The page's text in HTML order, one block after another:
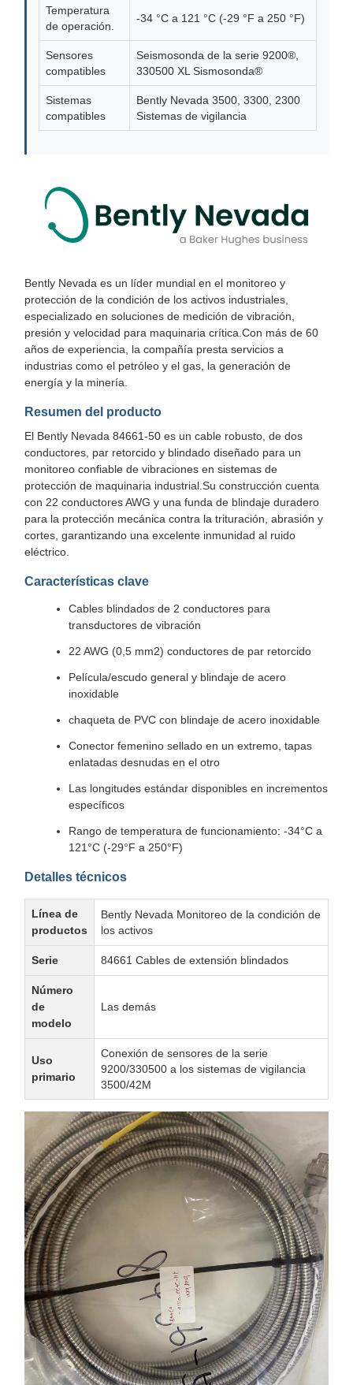
Temperatura
de operación.
-34 °C a 121 °C (-29 °F a 250 °F)
Sensores
compatibles
Seismosonda de la serie 9200®,
330500 XL Sismosonda®
Sistemas
compatibles
Bently Nevada 3500, 3300, 2300
Sistemas de vigilancia
Bently Nevada es un líder mundial en el monitoreo y
protección de la condición de los activos industriales,
especializado en soluciones de medición de vibración,
presión y velocidad para maquinaria crítica.Con más de 60
años de experiencia, la compañía presta servicios a
industrias como el petróleo y el gas, la generación de
energía y la minería.
Resumen del producto
El Bently Nevada 84661-50 es un cable robusto, de dos
conductores, par retorcido y blindado diseñado para un
monitoreo confiable de vibraciones en sistemas de
protección de maquinaria industrial.Su construcción cuenta
con 22 conductores AWG y una funda de blindaje duradero
para la protección mecánica contra la trituración, abrasión y
cortes, garantizando una excelente inmunidad al ruido
eléctrico.
Características clave
Cables blindados de 2 conductores para
transductores de vibración
22 AWG (0,5 mm2) conductores de par retorcido
Película/escudo general y blindaje de acero
inoxidable
chaqueta de PVC con blindaje de acero inoxidable
Conector femenino sellado en un extremo, tapas
enlatadas desnudas en el otro
Las longitudes estándar disponibles en incrementos
específicos
Rango de temperatura de funcionamiento: -34°C a
121°C (-29°F a 250°F)
Detalles técnicos
Línea de
productos
Bently Nevada Monitoreo de la condición de
los activos
Serie 84661 Cables de extensión blindados
Número
de
modelo
Las demás
Uso
primario
Conexión de sensores de la serie
9200/330500 a los sistemas de vigilancia
3500/42M